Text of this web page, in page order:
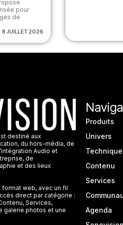
pour
de
8 JUILLET 2026
destiné aux
du hors-média, de
Audio et
de
et des lieux
web, avec un fil
direct par catégorie :
Services,
galerie photos et une
Produits
Univers
Technique
Contenu
Services
Agenda